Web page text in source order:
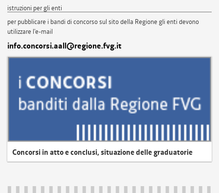
istruzioni per gli enti
per pubblicare i bandi di concorso sul sito della Regione gli enti devono
utilizzare l'e-mail
info.concorsi.aall@regione.fvg.it
Concorsi in atto e conclusi, situazione delle graduatorie